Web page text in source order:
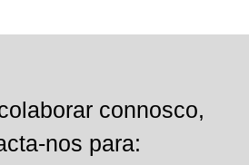
connosco,
nos para: